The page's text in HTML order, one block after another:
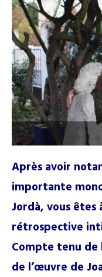
Après avoir
importante
Jordà, vous êtes
rétrospective
Compte tenu de
de l’œuvre de